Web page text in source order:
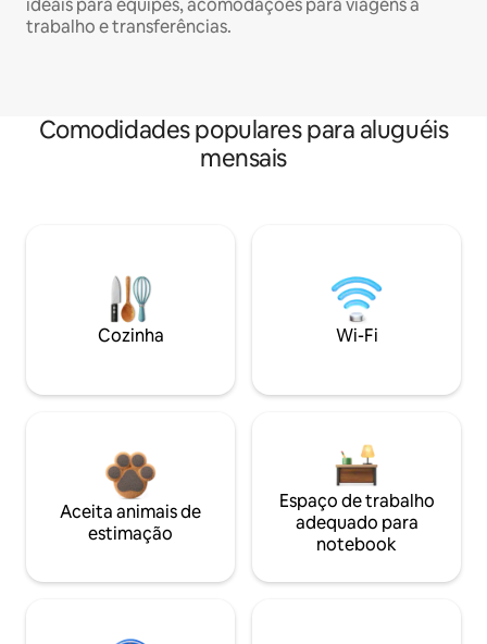
ideais para equipes, acomodações para viagens a
trabalho e transferências.
Comodidades populares para aluguéis
mensais
Cozinha Wi-Fi
Aceita animais de
estimação
Espaço de trabalho
adequado para
notebook